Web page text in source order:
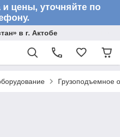
цены, уточняйте по
в г. Актобе
Грузоподъемное